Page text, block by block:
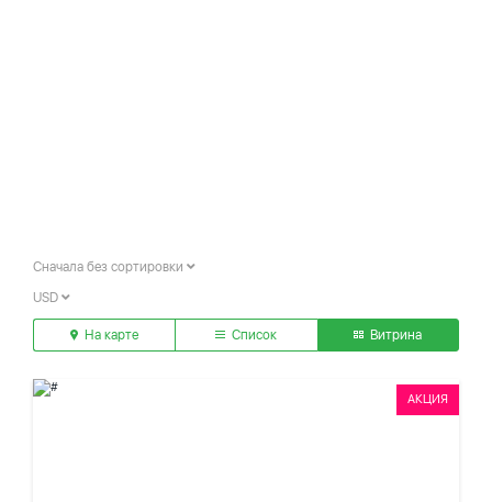
Сначала без сортировки
USD
На карте Список Витрина
АКЦИЯ